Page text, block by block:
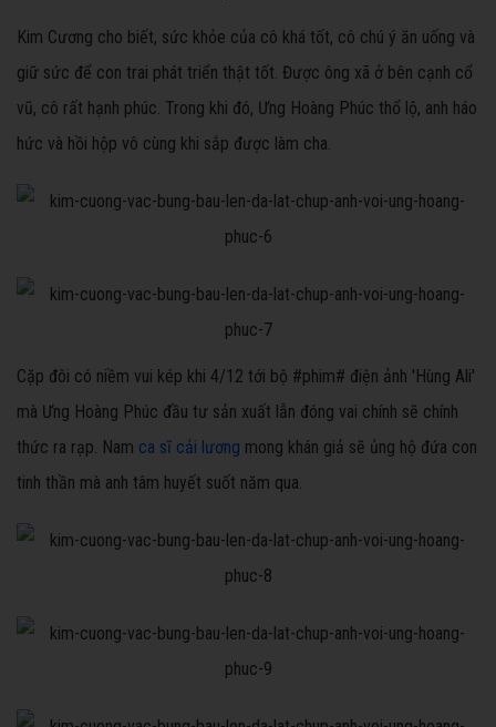
Kim Cương cho biết, sức khỏe của cô khá tốt, cô chú ý ăn uống và
giữ sức để con trai phát triển thật tốt. Được ông xã ở bên cạnh cổ
vũ, cô rất hạnh phúc. Trong khi đó, Ưng Hoàng Phúc thổ lộ, anh háo
hức và hồi hộp vô cùng khi sắp được làm cha.
Cặp đôi có niềm vui kép khi 4/12 tới bộ #phim# điện ảnh 'Hùng Ali'
mà Ưng Hoàng Phúc đầu tư sản xuất lẫn đóng vai chính sẽ chính
thức ra rạp. Nam ca sĩ cải lương mong khán giả sẽ ủng hộ đứa con
tinh thần mà anh tâm huyết suốt năm qua.